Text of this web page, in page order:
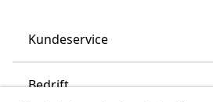
Kundeservice
Bedrift